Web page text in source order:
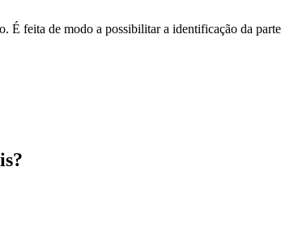
feita de modo a possibilitar a identificação da